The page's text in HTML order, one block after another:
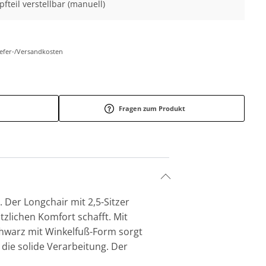
verstellbar (manuell)
Versandkosten
Fragen zum Produkt
Der Longchair mit 2,5-Sitzer
Komfort schafft. Mit
mit Winkelfuß-Form sorgt
solide Verarbeitung. Der